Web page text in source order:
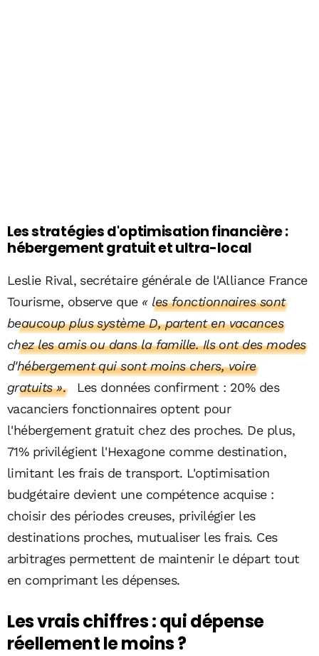
Les stratégies d'optimisation financière :
hébergement gratuit et ultra-local
Leslie Rival, secrétaire générale de l'Alliance France
Tourisme, observe que « les fonctionnaires sont
beaucoup plus système D, partent en vacances
chez les amis ou dans la famille. Ils ont des modes
d'hébergement qui sont moins chers, voire
gratuits ».
Les données confirment : 20% des
vacanciers fonctionnaires optent pour
l'hébergement gratuit chez des proches. De plus,
71% privilégient l'Hexagone comme destination,
limitant les frais de transport. L'optimisation
budgétaire devient une compétence acquise :
choisir des périodes creuses, privilégier les
destinations proches, mutualiser les frais. Ces
arbitrages permettent de maintenir le départ tout
en comprimant les dépenses.
Les vrais chiffres : qui dépense
réellement le moins ?